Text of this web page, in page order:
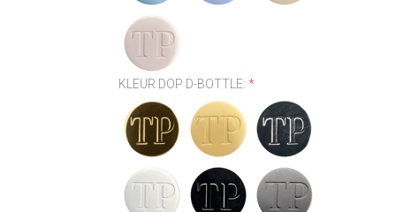
KLEUR DOP D-BOTTLE:*